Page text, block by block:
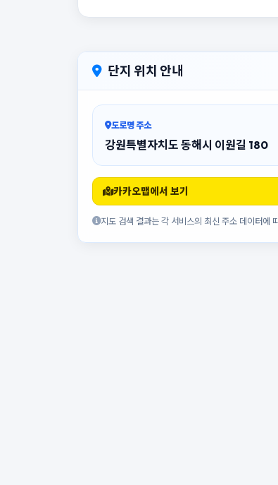
단지 위치 안내
도로명 주소
강원특별자치도 동해시 이원길 180
카카오맵에서 보기
지도 검색 결과는 각 서비스의 최신 주소 데이터에